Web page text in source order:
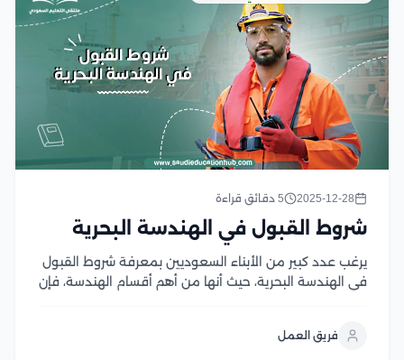
2025-12-28 5 دقائق قراءة
شروط القبول في الهندسة البحرية
يرغب عدد كبير من الأبناء السعوديين بمعرفة شروط القبول
في الهندسة البحرية، حيث أنها من أهم أقسام الهندسة، فإن
الموانئ وبناء السفن والغواصات، كما...
فريق العمل